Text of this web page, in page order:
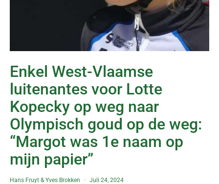
Enkel West-Vlaamse
luitenantes voor Lotte
Kopecky op weg naar
Olympisch goud op de weg:
“Margot was 1e naam op
mijn papier”
Hans Fruyt &Yves Brokken Juli 24, 2024